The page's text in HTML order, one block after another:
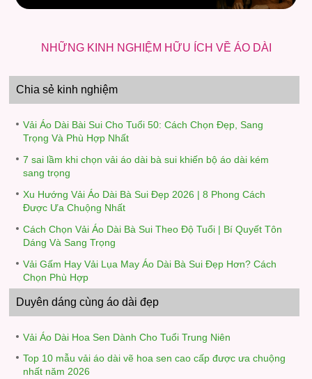
NHỮNG KINH NGHIỆM HỮU ÍCH VỀ ÁO DÀI
Chia sẻ kinh nghiệm
Vải Áo Dài Bài Sui Cho Tuổi 50: Cách Chọn Đẹp, Sang
Trọng Và Phù Hợp Nhất
7 sai lầm khi chọn vải áo dài bà sui khiến bộ áo dài kém
sang trọng
Xu Hướng Vải Áo Dài Bà Sui Đẹp 2026 | 8 Phong Cách
Được Ưa Chuộng Nhất
Cách Chọn Vải Áo Dài Bà Sui Theo Độ Tuổi | Bí Quyết Tôn
Dáng Và Sang Trọng
Vải Gấm Hay Vải Lụa May Áo Dài Bà Sui Đẹp Hơn? Cách
Chọn Phù Hợp
Duyên dáng cùng áo dài đẹp
Vải Áo Dài Hoa Sen Dành Cho Tuổi Trung Niên
Top 10 mẫu vải áo dài vẽ hoa sen cao cấp được ưa chuộng
nhất năm 2026